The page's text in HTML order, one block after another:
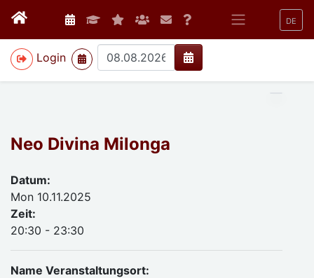
DE
Login
>
Neo Divina Milonga
Datum:
Mon 10.11.2025
Zeit:
20:30 - 23:30
Name Veranstaltungsort: